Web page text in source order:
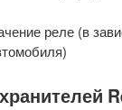
реле (в